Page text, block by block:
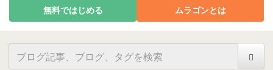
無料ではじめる ムラゴンとは